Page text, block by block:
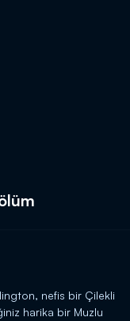
nefis bir Çilekli
harika bir Muzlu